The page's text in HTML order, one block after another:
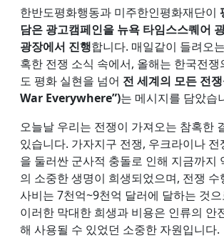
한반도평화행동과 미주한인평화재단이
담은 광고캠페인을 뉴욕 타임스스퀘어
광장에서 진행합니다. 매일같이 들려오
혹한 전쟁 소식 속에서, 올해는 한국전
도 평화 실현을 넘어 전 세계의 모든 전
War Everywhere”)는 메시지를 담았습
오늘날 우리는 전쟁이 가져오는 참혹한
있습니다. 가자지구 전쟁, 우크라이나
을 둘러싼 군사적 충돌로 인해 지금까지
의 소중한 생명이 희생되었으며, 전쟁 수
사비는 7천억~9천억 달러에 달하는 것
이러한 막대한 희생과 비용은 인류의 안
해 사용될 수 있었던 소중한 자원입니다.